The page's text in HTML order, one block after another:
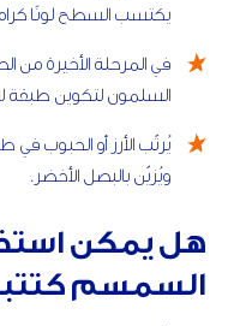
يكتسب السطح لونًا
في المرحلة الأخيرة من
السلمون لتكوين
يُرتّب الأرز أو الحبوب
ويُزيّن بالبصل الأخضر.
هل يمكن
السمسم